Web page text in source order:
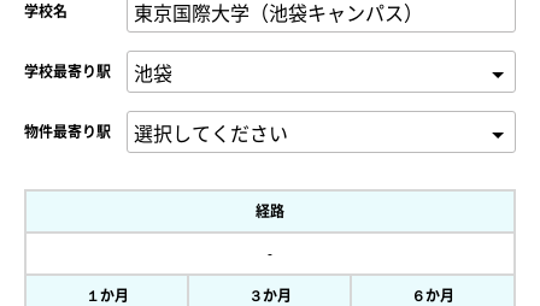
学校名
学校最寄り駅
物件最寄り駅
経路
-
１か月 ３か月 ６か月